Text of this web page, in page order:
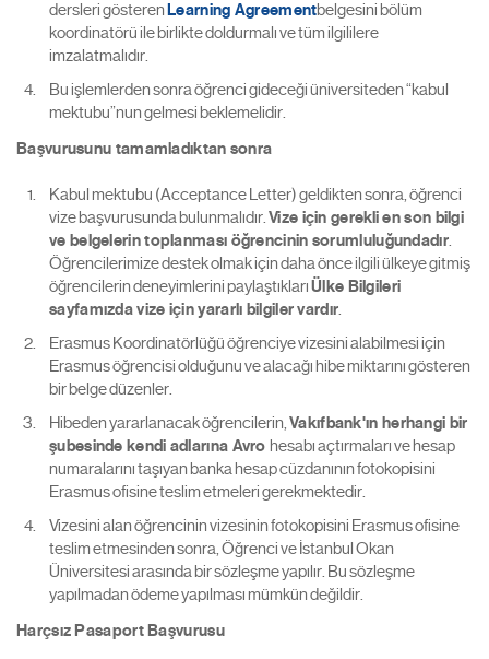
dersleri gösterenLearning Agreementbelgesini bölüm
koordinatörü ile birlikte doldurmalı ve tüm ilgililere
imzalatmalıdır.
Bu işlemlerden sonra öğrenci gideceği üniversiteden “kabul
mektubu”nun gelmesi beklemelidir.
Başvurusunu tamamladıktan sonra
Kabul mektubu (Acceptance Letter) geldikten sonra, öğrenci
vize başvurusunda bulunmalıdır.Vize için gerekli en son bilgi
ve belgelerin toplanması öğrencinin sorumluluğundadır.
Öğrencilerimize destek olmak için daha önce ilgili ülkeye gitmiş
öğrencilerin deneyimlerini paylaştıklarıÜlke Bilgileri
sayfamızda vize için yararlı bilgiler vardır.
Erasmus Koordinatörlüğü öğrenciye vizesini alabilmesi için
Erasmus öğrencisi olduğunu ve alacağı hibe miktarını gösteren
bir belge düzenler.
Hibeden yararlanacak öğrencilerin,Vakıfbank'ın herhangi bir
şubesinde kendi adlarına Avrohesabı açtırmaları ve hesap
numaralarını taşıyan banka hesap cüzdanının fotokopisini
Erasmus ofisine teslim etmeleri gerekmektedir.
Vizesini alan öğrencinin vizesinin fotokopisini Erasmus ofisine
teslim etmesinden sonra, Öğrenci ve İstanbul Okan
Üniversitesi arasında bir sözleşme yapılır. Bu sözleşme
yapılmadan ödeme yapılması mümkün değildir.
Harçsız Pasaport Başvurusu